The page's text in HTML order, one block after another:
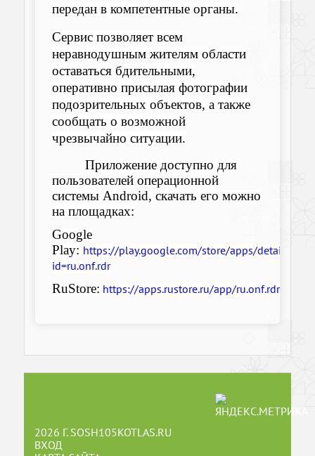
передан в компетентные органы.
Сервис позволяет всем
неравнодушным жителям области
оставаться бдительными,
оперативно присылая фотографии
подозрительных объектов, а также
сообщать о возможной
чрезвычайно ситуации.
Приложение доступно для
пользователей операционной
системы Android, скачать его можно
на площадках:
Google
Play: https://play.google.com/store/apps/details?
id=ru.onf.rdr
RuStore: https://apps.rustore.ru/app/ru.onf.rdr
2026 Г. SOSH105KOTLAS.RU
ВХОД